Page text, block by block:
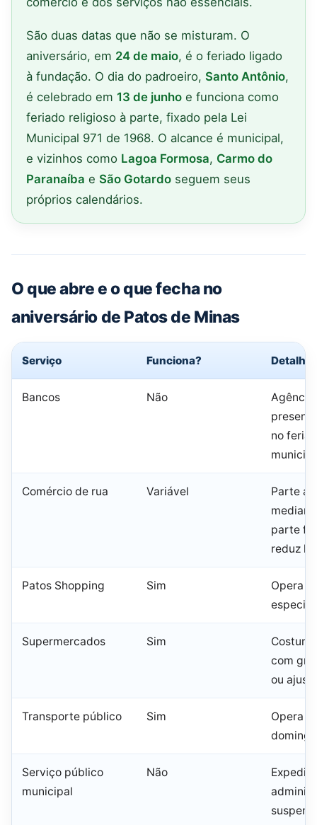
São duas datas que não se misturam. O
aniversário, em 24 de maio, é o feriado ligado
à fundação. O dia do padroeiro, Santo Antônio,
é celebrado em 13 de junho e funciona como
feriado religioso à parte, fixado pela Lei
Municipal 971 de 1968. O alcance é municipal,
e vizinhos como Lagoa Formosa, Carmo do
Paranaíba e São Gotardo seguem seus
próprios calendários.
O que abre e o que fecha no
aniversário de Patos de Minas
Serviço Funciona? Detalhe
Bancos Não
no
Comércio de rua Variável
Parte
parte
reduz
Patos Shopping Sim
Opera
Supermercados Sim
com
ou
Transporte público Sim
Opera
Serviço público
municipal
Não